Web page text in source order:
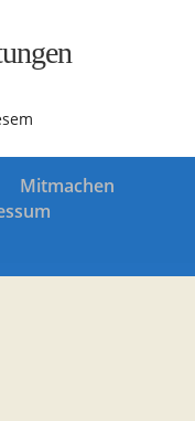
Mitmachen